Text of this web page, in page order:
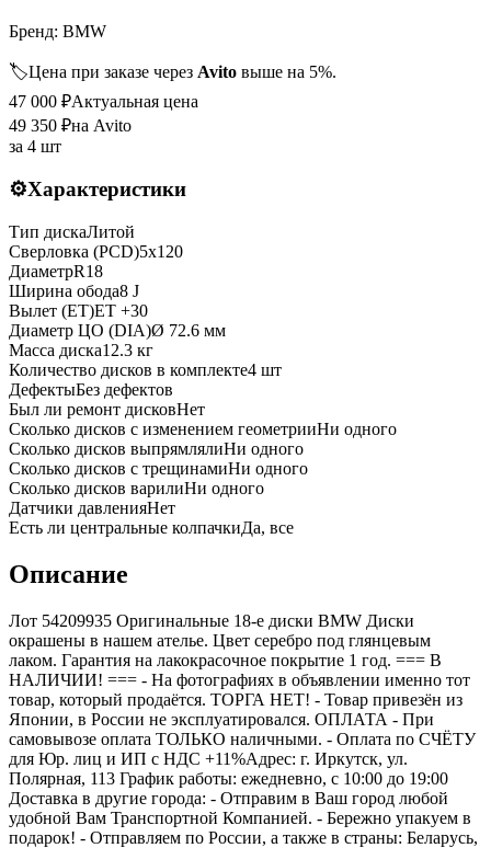
Бренд: BMW
🏷️Цена при заказе через Avito выше на 5%.
47 000 ₽Актуальная цена
49 350 ₽на Avito
за 4 шт
⚙️Характеристики
Тип дискаЛитой
Сверловка (PCD)5x120
ДиаметрR18
Ширина обода8 J
Вылет (ET)ET +30
Диаметр ЦО (DIA)Ø 72.6 мм
Масса диска12.3 кг
Количество дисков в комплекте4 шт
ДефектыБез дефектов
Был ли ремонт дисковНет
Сколько дисков с изменением геометрииНи одного
Сколько дисков выпрямлялиНи одного
Сколько дисков с трещинамиНи одного
Сколько дисков варилиНи одного
Датчики давленияНет
Есть ли центральные колпачкиДа, все
Описание
Лот 54209935 Оригинальные 18-е диски BMW Диски
окрашены в нашем ателье. Цвет серебро под глянцевым
лаком. Гарантия на лакокрасочное покрытие 1 год. === B
НАЛИЧИИ! === - На фотографиях в объявлении именно тот
товар, который продаётся. ТОРГА НЕТ! - Товар привезён из
Японии, в России не эксплуатировался. ОПЛАТА - При
самовывозе оплата ТОЛЬКО наличными. - Оплата по СЧЁТУ
для Юр. лиц и ИП с НДС +11%Адрес: г. Иркутск, ул.
Полярная, 113 График работы: ежедневно, с 10:00 до 19:00
Доставка в другие города: - Отправим в Ваш город любой
удобной Вам Транспортной Компанией. - Бережно упакуем в
подарок! - Отправляем по России, а также в страны: Беларусь,